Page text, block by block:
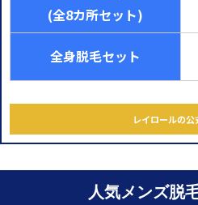
(全8カ所セット)
全身脱毛セット
レイロールの公
人気メンズ脱